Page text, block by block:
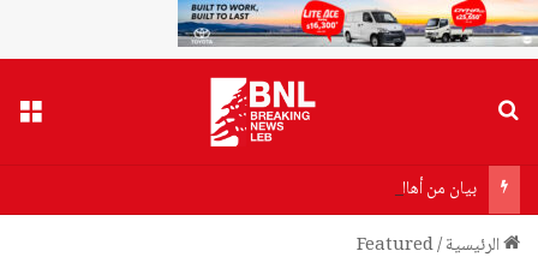
بيان من أهالي ضحايا مرفأ بيروت إلى وزير الصحة…هذا ما جاء فيه!
الرئيسية/
Featured